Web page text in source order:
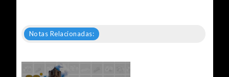
Notas Relacionadas: